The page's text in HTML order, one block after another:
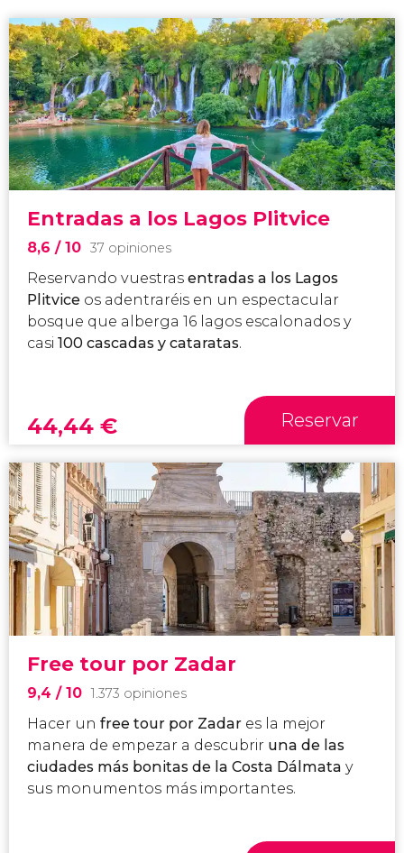
Entradas a los Lagos Plitvice
8,6 / 10 37 opiniones
Reservando vuestras entradas a los Lagos
Plitvice os adentraréis en un espectacular
bosque que alberga 16 lagos escalonados y
casi 100 cascadas y cataratas.
44,44 € Reservar
Free tour por Zadar
9,4 / 10 1.373 opiniones
Hacer un free tour por Zadar es la mejor
manera de empezar a descubrir una de las
ciudades más bonitas de la Costa Dálmata y
sus monumentos más importantes.